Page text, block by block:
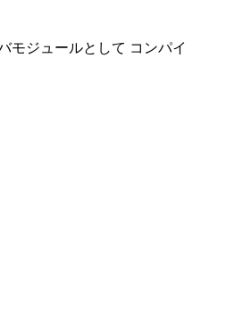
モジュールとして コンパイ